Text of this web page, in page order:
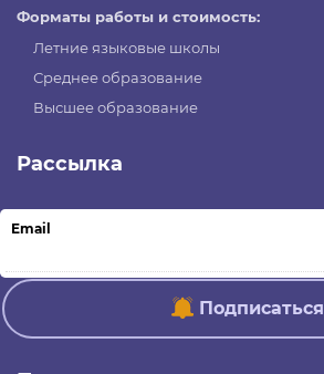
Форматы работы и стоимость:
Летние языковые школы
Среднее образование
Высшее образование
Рассылка
Email
Подписаться